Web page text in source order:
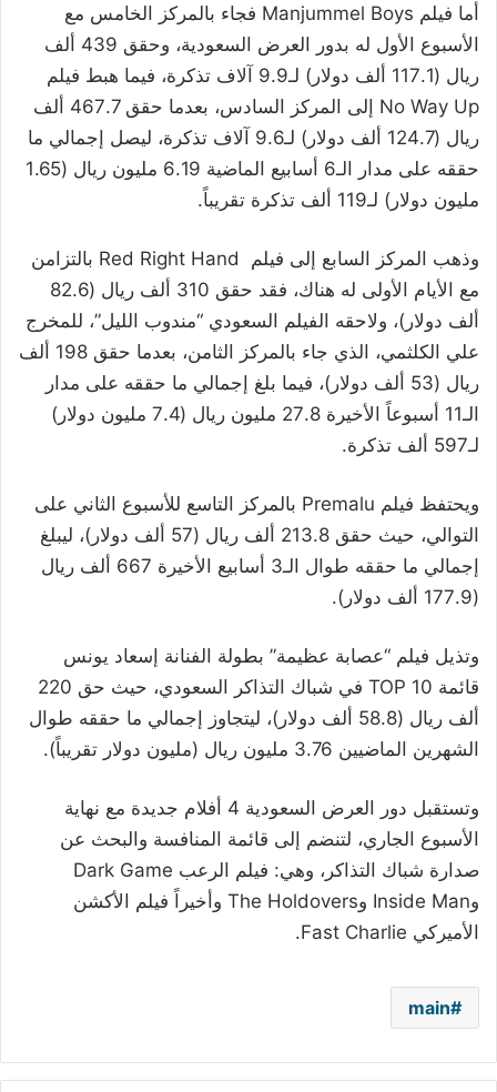
أما فيلم Manjummel Boys فجاء بالمركز الخامس مع
الأسبوع الأول له بدور العرض السعودية، وحقق 439 ألف
ريال (117.1 ألف دولار) لـ9.9 آلاف تذكرة، فيما هبط فيلم
No Way Up إلى المركز السادس، بعدما حقق 467.7 ألف
ريال (124.7 ألف دولار) لـ9.6 آلاف تذكرة، ليصل إجمالي ما
حققه على مدار الـ6 أسابيع الماضية 6.19 مليون ريال (1.65
مليون دولار) لـ119 ألف تذكرة تقريباً.
وذهب المركز السابع إلى فيلم Red Right Hand بالتزامن
مع الأيام الأولى له هناك، فقد حقق 310 ألف ريال (82.6
ألف دولار)، ولاحقه الفيلم السعودي “مندوب الليل”، للمخرج
علي الكلثمي، الذي جاء بالمركز الثامن، بعدما حقق 198 ألف
ريال (53 ألف دولار)، فيما بلغ إجمالي ما حققه على مدار
الـ11 أسبوعاً الأخيرة 27.8 مليون ريال (7.4 مليون دولار)
لـ597 ألف تذكرة.
ويحتفظ فيلم Premalu بالمركز التاسع للأسبوع الثاني على
التوالي، حيث حقق 213.8 ألف ريال (57 ألف دولار)، ليبلغ
إجمالي ما حققه طوال الـ3 أسابيع الأخيرة 667 ألف ريال
(177.9 ألف دولار).
وتذيل فيلم “عصابة عظيمة” بطولة الفنانة إسعاد يونس
قائمة TOP 10 في شباك التذاكر السعودي، حيث حق 220
ألف ريال (58.8 ألف دولار)، ليتجاوز إجمالي ما حققه طوال
الشهرين الماضيين 3.76 مليون ريال (مليون دولار تقريباً).
وتستقبل دور العرض السعودية 4 أفلام جديدة مع نهاية
الأسبوع الجاري، لتنضم إلى قائمة المنافسة والبحث عن
صدارة شباك التذاكر، وهي: فيلم الرعب Dark Game
وInside Man وThe Holdovers وأخيراً فيلم الأكشن
الأميركي Fast Charlie.
main